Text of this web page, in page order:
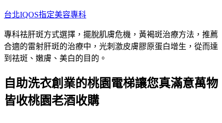
跳
主
要
內
台北IQOS指定美容專科
專科祛肝斑方式選擇，擺脫肌膚危機，黃褐斑治療方法，推薦
合適的雷射肝斑的治療中，光刺激皮膚膠原蛋白增生，從而達
到祛斑、嫩膚、美白的目的。
自助洗衣創業的桃園電梯讓您真滿意萬物
皆收桃園老酒收購